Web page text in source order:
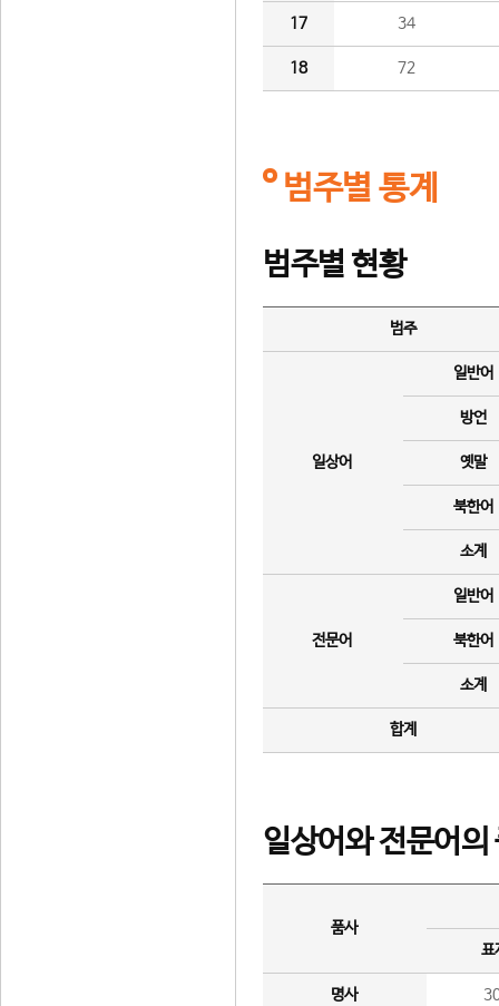
17 34
18 72
범주별 통계
범주별 현황
범주
일상어
일반어
방언
옛말
북한어
소계
전문어
일반어
북한어
소계
합계
일상어와 전문어의
품사
표
명사